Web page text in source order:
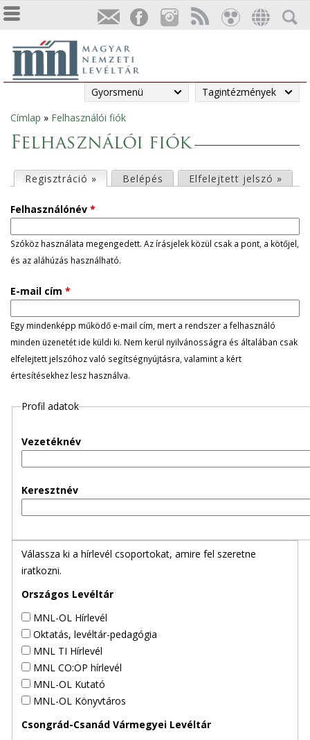
Gyorsmenü Tagintézmények
Jelenlegi
hely
Címlap » Felhasználói fiók
Felhasználói fiók
l
s
ő
d
l
e
g
e
Regisztráció » (aktív fül)
Belépés Elfelejtett jelszó »
Felhasználónév *
Szóköz használata megengedett. Az írásjelek közül csak a pont, a kötőjel,
és az aláhúzás használható.
E-mail cím *
Egy mindenképp működő e-mail cím, mert a rendszer a felhasználó
minden üzenetét ide küldi ki. Nem kerül nyilvánosságra és általában csak
elfelejtett jelszóhoz való segítségnyújtásra, valamint a kért
értesítésekhez lesz használva.
Profil adatok
Vezetéknév
Keresztnév
Válassza ki a hírlevél csoportokat, amire fel szeretne
iratkozni.
Országos Levéltár
MNL-OL Hírlevél
Oktatás, levéltár-pedagógia
MNL TI Hírlevél
MNL CO:OP hírlevél
MNL-OL Kutató
MNL-OL Könyvtáros
Csongrád-Csanád Vármegyei Levéltár